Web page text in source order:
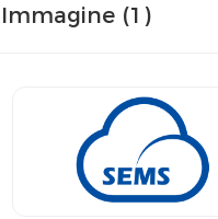
Immagine (1 )